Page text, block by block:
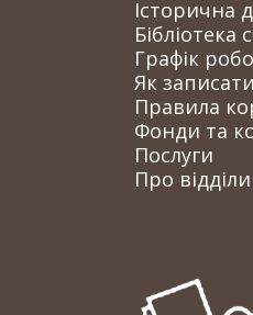
Історична
Бібліотека
Графік
Як
Правила
Фонди та
Послуги
Про відділи